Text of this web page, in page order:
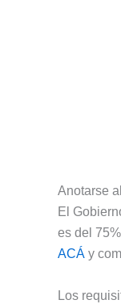
Anotarse
El
es del
ACÁ y
Los